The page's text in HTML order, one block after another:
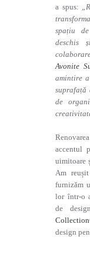
a spus:
spațiu
deschis
Avonite
amintire
suprafață
de
accentul
uimitoare
Am
furnizăm
lor într-o
de
Collection
design